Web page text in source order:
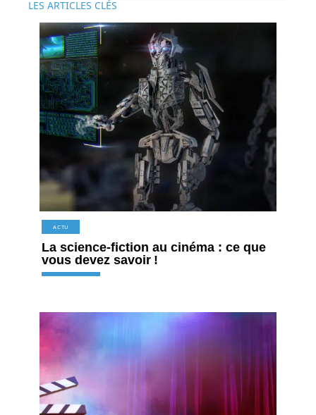
LES ARTICLES CLÉS
ACTU
La science-fiction au cinéma : ce que
vous devez savoir !